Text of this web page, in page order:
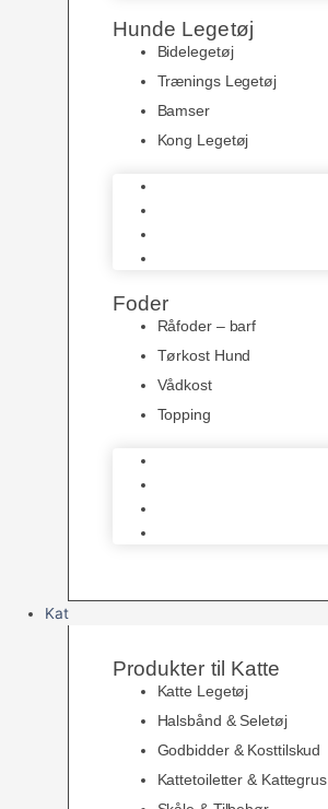
Hunde Legetøj
Bidelegetøj
Trænings Legetøj
Bamser
Kong Legetøj
Foder
Råfoder – barf
Tørkost Hund
Vådkost
Topping
Kat
Produkter til Katte
Katte Legetøj
Halsbånd & Seletøj
Godbidder & Kosttilskud
Kattetoiletter & Kattegrus